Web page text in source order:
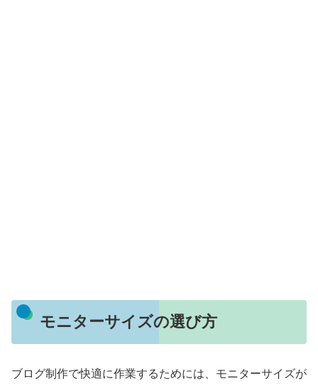
モニターサイズの選び方
ブログ制作で快適に作業するためには、モニターサイズが